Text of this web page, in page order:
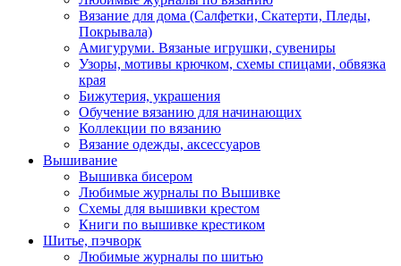
Вязание для дома (Салфетки, Скатерти, Пледы,
Покрывала)
Амигуруми. Вязаные игрушки, сувениры
Узоры, мотивы крючком, схемы спицами, обвязка
края
Бижутерия, украшения
Обучение вязанию для начинающих
Коллекции по вязанию
Вязание одежды, аксессуаров
Вышивание
Вышивка бисером
Любимые журналы по Вышивке
Схемы для вышивки крестом
Книги по вышивке крестиком
Шитье, пэчворк
Любимые журналы по шитью